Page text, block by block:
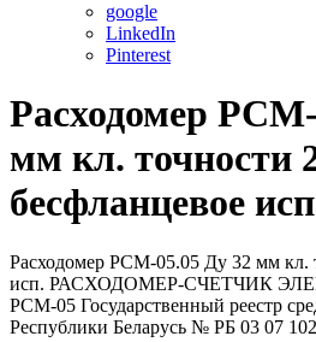
google
LinkedIn
Pinterest
Расходомер
мм кл. точности
бесфланцевое
Расходомер РСМ-05.05 Ду 32 мм кл.
исп. РАСХОДОМЕР-СЧЕТЧИК
РСМ-05 Государственный реестр
Республики Беларусь № РБ 03 07